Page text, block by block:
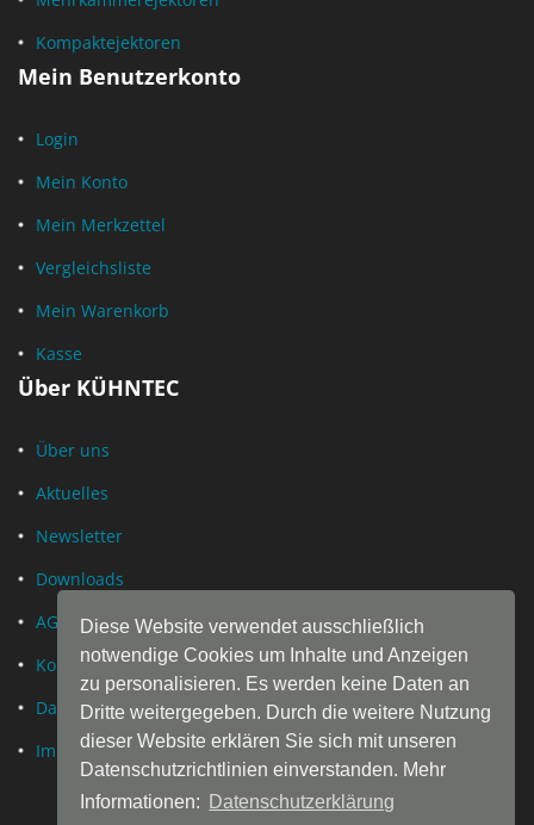
Diese Website verwendet ausschließlich
notwendige Cookies um Inhalte und Anzeigen
zu personalisieren. Es werden keine Daten an
Dritte weitergegeben. Durch die weitere Nutzung
dieser Website erklären Sie sich mit unseren
Datenschutzrichtlinien einverstanden. Mehr
Informationen:
Datenschutzerklärung
Kompaktejektoren
Mein Benutzerkonto
Login
Mein Konto
Mein Merkzettel
Vergleichsliste
Mein Warenkorb
Kasse
Über KÜHNTEC
Über uns
Aktuelles
Newsletter
Downloads
AGB
Kontakt
Datenschutz
Impressum